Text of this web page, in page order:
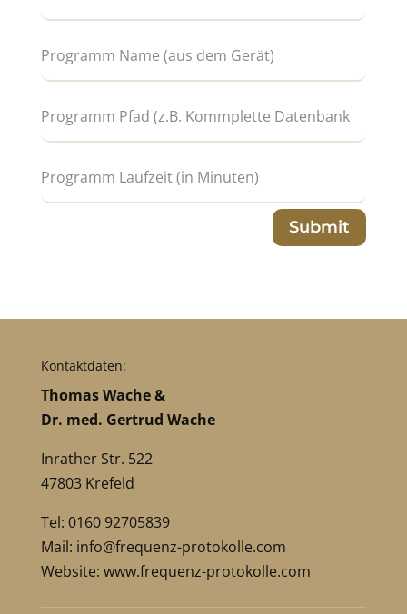
Submit
Kontaktdaten:
Thomas Wache &
Dr. med. Gertrud Wache
Inrather Str. 522
47803 Krefeld
Tel: 0160 92705839
Mail: info@frequenz-protokolle.com
Website: www.frequenz-protokolle.com